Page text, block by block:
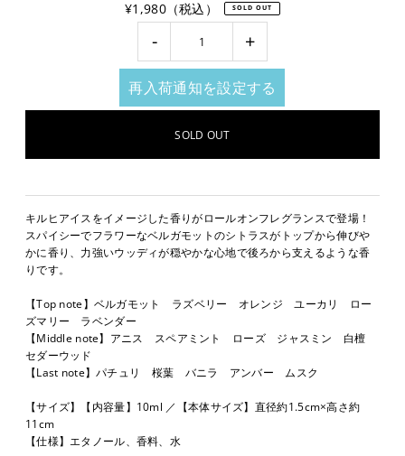
¥1,980（税込） SOLD OUT
- +
再入荷通知を設定する
キルヒアイスをイメージした香りがロールオンフレグランスで登場！
スパイシーでフラワーなベルガモットのシトラスがトップから伸びや
かに香り、力強いウッディが穏やかな心地で後ろから支えるような香
りです。
【Top note】ベルガモット ラズベリー オレンジ ユーカリ ロー
ズマリー ラベンダー
【Middle note】アニス スペアミント ローズ ジャスミン 白檀
セダーウッド
【Last note】パチュリ 桜葉 バニラ アンバー ムスク
【サイズ】【内容量】10ml ／【本体サイズ】直径約1.5cm×高さ約
11cm
【仕様】エタノール、香料、水